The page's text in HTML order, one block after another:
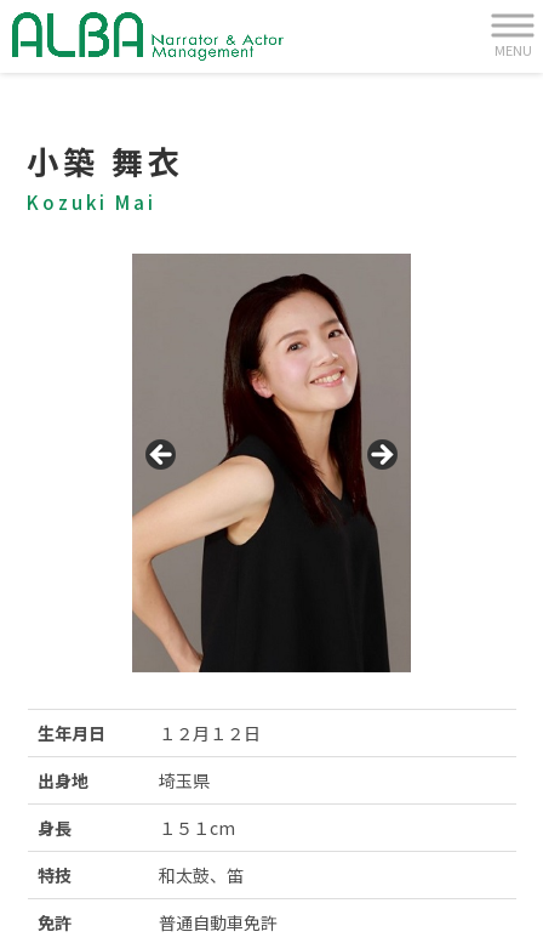
MENU
小築 舞衣
Kozuki Mai
生年月日
１２月１２日
出身地
埼玉県
身長
１５１cm
特技
和太鼓、笛
免許
普通自動車免許